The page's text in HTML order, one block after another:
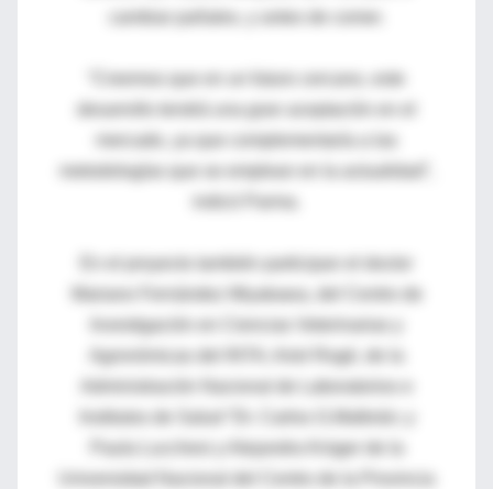
metodologías que se emplean en la actualidad”,
Investigación en Ciencias Veterinarias y
Agronómicas del INTA; Ariel Rogé, de la
Paula Lucchesi y Alejandra Krüger de la